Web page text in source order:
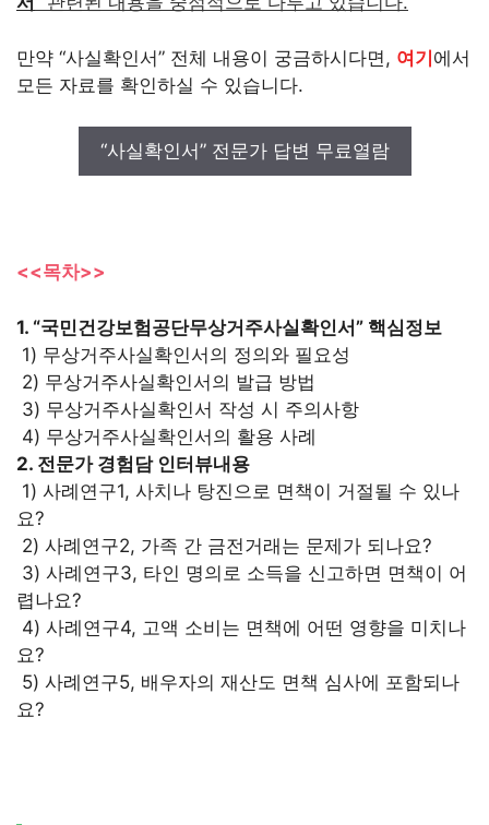
만약 “사실확인서” 전체 내용이 궁금하시다면, 여기에서
모든 자료를 확인하실 수 있습니다.
“사실확인서” 전문가 답변 무료열람
<<목차>>
1. “국민건강보험공단무상거주사실확인서” 핵심정보
1) 무상거주사실확인서의 정의와 필요성
2) 무상거주사실확인서의 발급 방법
3) 무상거주사실확인서 작성 시 주의사항
4) 무상거주사실확인서의 활용 사례
2. 전문가 경험담 인터뷰내용
1) 사례연구1, 사치나 탕진으로 면책이 거절될 수 있나
요?
2) 사례연구2, 가족 간 금전거래는 문제가 되나요?
3) 사례연구3, 타인 명의로 소득을 신고하면 면책이 어
렵나요?
4) 사례연구4, 고액 소비는 면책에 어떤 영향을 미치나
요?
5) 사례연구5, 배우자의 재산도 면책 심사에 포함되나
요?